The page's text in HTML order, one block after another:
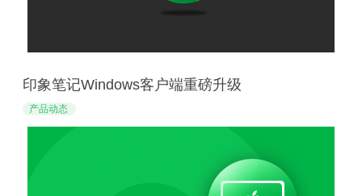
印象笔记Windows客户端重磅升级
产品动态